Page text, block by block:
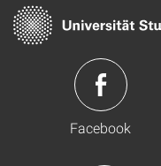
Facebook